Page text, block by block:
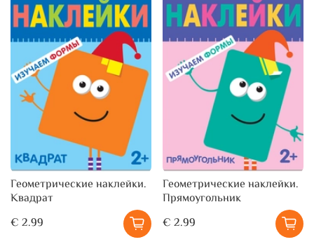
Геометрические наклейки.
Квадрат
€ 2.99
Геометрические наклейки.
Прямоугольник
€ 2.99